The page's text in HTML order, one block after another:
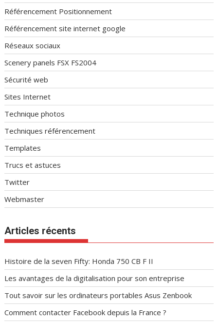
Référencement Positionnement
Référencement site internet google
Réseaux sociaux
Scenery panels FSX FS2004
Sécurité web
Sites Internet
Technique photos
Techniques référencement
Templates
Trucs et astuces
Twitter
Webmaster
Articles récents
Histoire de la seven Fifty: Honda 750 CB F II
Les avantages de la digitalisation pour son entreprise
Tout savoir sur les ordinateurs portables Asus Zenbook
Comment contacter Facebook depuis la France ?